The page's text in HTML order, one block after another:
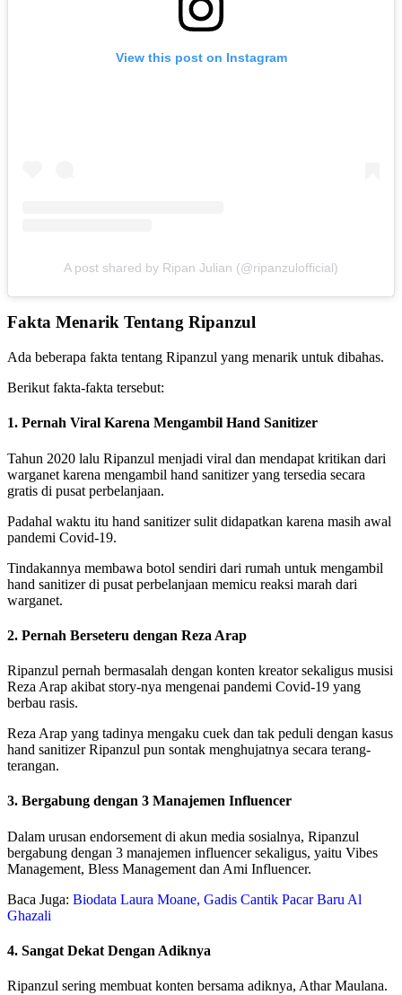
View this post on Instagram
A post shared by Ripan Julian (@ripanzulofficial)
Fakta Menarik Tentang Ripanzul
Ada beberapa fakta tentang Ripanzul yang menarik untuk dibahas.
Berikut fakta-fakta tersebut:
1. Pernah Viral Karena Mengambil Hand Sanitizer
Tahun 2020 lalu Ripanzul menjadi viral dan mendapat kritikan dari
warganet karena mengambil hand sanitizer yang tersedia secara
gratis di pusat perbelanjaan.
Padahal waktu itu hand sanitizer sulit didapatkan karena masih awal
pandemi Covid-19.
Tindakannya membawa botol sendiri dari rumah untuk mengambil
hand sanitizer di pusat perbelanjaan memicu reaksi marah dari
warganet.
2. Pernah Berseteru dengan Reza Arap
Ripanzul pernah bermasalah dengan konten kreator sekaligus musisi
Reza Arap akibat story-nya mengenai pandemi Covid-19 yang
berbau rasis.
Reza Arap yang tadinya mengaku cuek dan tak peduli dengan kasus
hand sanitizer Ripanzul pun sontak menghujatnya secara terang-
terangan.
3. Bergabung dengan 3 Manajemen Influencer
Dalam urusan endorsement di akun media sosialnya, Ripanzul
bergabung dengan 3 manajemen influencer sekaligus, yaitu Vibes
Management, Bless Management dan Ami Influencer.
Baca Juga: Biodata Laura Moane, Gadis Cantik Pacar Baru Al
Ghazali
4. Sangat Dekat Dengan Adiknya
Ripanzul sering membuat konten bersama adiknya, Athar Maulana.